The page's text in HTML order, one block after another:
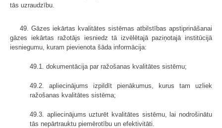
tās uzraudzību.
49. Gāzes iekārtas kvalitātes sistēmas atbilstības apstiprināšanai
gāzes iekārtas ražotājs iesniedz tā izvēlētajā paziņotajā institūcijā
iesniegumu, kuram pievienota šāda informācija:
49.1. dokumentācija par ražošanas kvalitātes sistēmu;
49.2. apliecinājums izpildīt pienākumus, kurus tam uzliek
ražošanas kvalitātes sistēma;
49.3. apliecinājums uzturēt kvalitātes sistēmu, lai nodrošinātu
tās nepārtrauktu piemērotību un efektivitāti.